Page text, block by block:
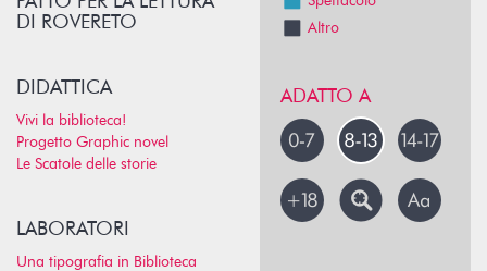
DI ROVERETO
DIDATTICA
Vivi la biblioteca!
Progetto Graphic novel
Le Scatole delle storie
LABORATORI
Una tipografia in Biblioteca
Altro
ADATTO A